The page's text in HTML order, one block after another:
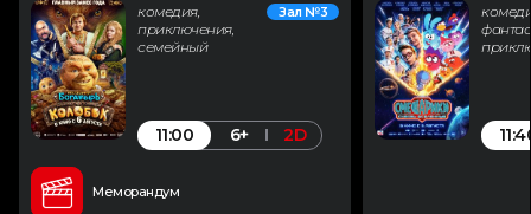
комедия,
приключения,
семейный
Зал №3
11:00 6+ 2D
Меморандум